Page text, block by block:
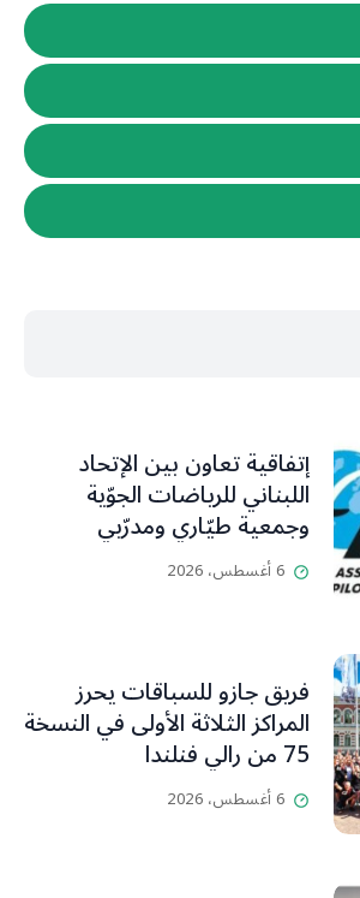
إتفاقية تعاون بين الإتحاد
اللبناني للرياضات الجوّية
وجمعية طيّاري ومدرّبي
الطيران الشراعي
6 أغسطس، 2026
فريق جازو للسباقات يحرز
المراكز الثلاثة الأولى في النسخة
75 من رالي فنلندا
6 أغسطس، 2026